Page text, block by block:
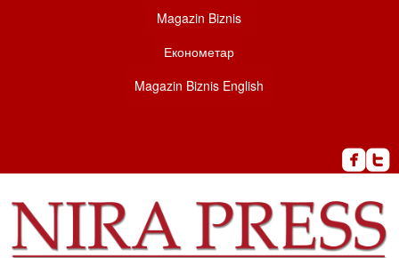
Magazin Biznis
Економетар
Magazin Biznis English